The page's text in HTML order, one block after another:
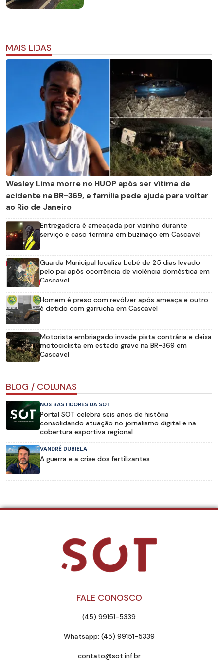
MAIS LIDAS
Wesley Lima morre no HUOP após ser vítima de
acidente na BR-369, e família pede ajuda para voltar
ao Rio de Janeiro
Entregadora é ameaçada por vizinho durante
serviço e caso termina em buzinaço em Cascavel
Guarda Municipal localiza bebê de 25 dias levado
pelo pai após ocorrência de violência doméstica em
Cascavel
Homem é preso com revólver após ameaça e outro
é detido com garrucha em Cascavel
Motorista embriagado invade pista contrária e deixa
motociclista em estado grave na BR-369 em
Cascavel
BLOG / COLUNAS
NOS BASTIDORES DA SOT
Portal SOT celebra seis anos de história
consolidando atuação no jornalismo digital e na
cobertura esportiva regional
VANDRÉ DUBIELA
A guerra e a crise dos fertilizantes
FALE CONOSCO
(45) 99151-5339
Whatsapp: (45) 99151-5339
contato@sot.inf.br